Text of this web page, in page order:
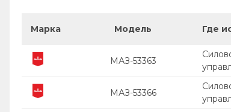
Марка Модель Где
МАЗ-53363
МАЗ-53366